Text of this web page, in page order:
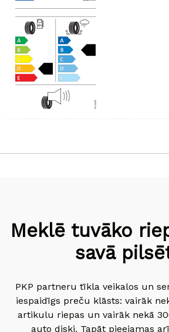
Meklē tuvāko
savā
PKP partneru tīkla veikalos un
iespaidīgs preču klāsts: vairāk
artikulu riepas un vairāk nekā
auto diski. Tapāt pieejamas